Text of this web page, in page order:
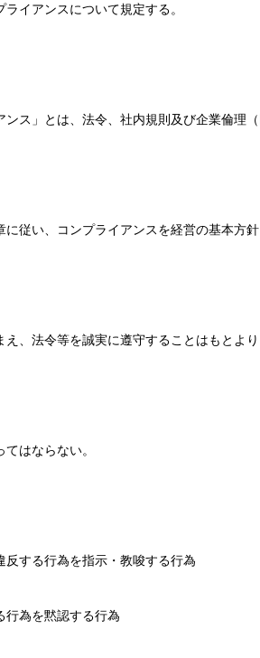
イアンスについて規定する。
ス」とは、法令、社内規則及び企業倫理（
従い、コンプライアンスを経営の基本方針
、法令等を誠実に遵守することはもとよ
はならない。
する行為を指示・教唆する行為
為を黙認する行為